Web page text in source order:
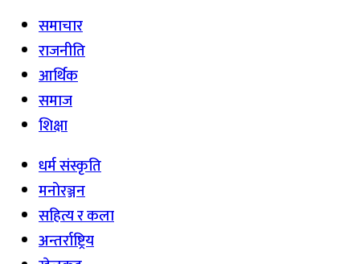
समाचार
राजनीति
आर्थिक
समाज
शिक्षा
धर्म संस्कृति
मनोरञ्जन
सहित्य र कला
अन्तर्राष्ट्रिय